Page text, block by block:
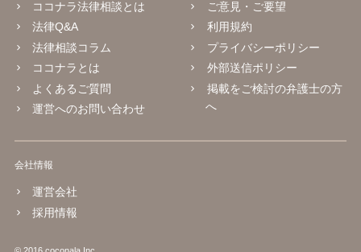
ココナラ法律相談とは
法律Q&A
法律相談コラム
ココナラとは
よくあるご質問
運営へのお問い合わせ
ご意見・ご要望
利用規約
プライバシーポリシー
外部送信ポリシー
掲載をご検討の弁護士の方
へ
会社情報
運営会社
採用情報